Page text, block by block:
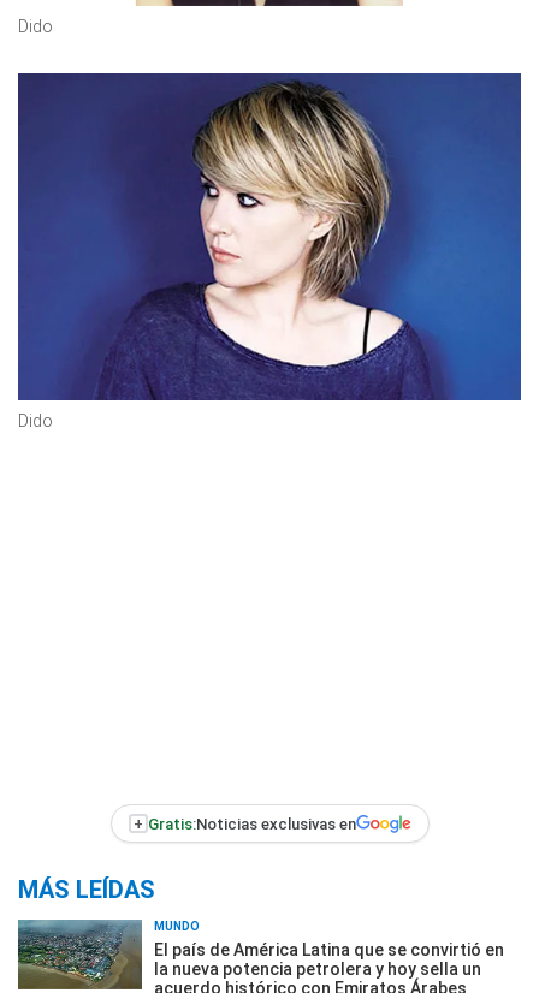
Dido
Dido
+ Gratis:Noticias exclusivas en
MÁS LEÍDAS
MUNDO
El país de América Latina que se convirtió en
la nueva potencia petrolera y hoy sella un
acuerdo histórico con Emiratos Árabes